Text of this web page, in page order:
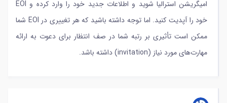
امیگریشن استرالیا شوید و اطلاعات جدید خود را وارد کرده و EOI
خود را آپدیت کنید. اما توجه داشته باشید که هر تغییری در EOI شما
ممکن است تأثیری بر رتبه شما در صف انتظار برای دعوت به ارائه
مهارت‌های مورد نیاز (invitation) داشته باشد.